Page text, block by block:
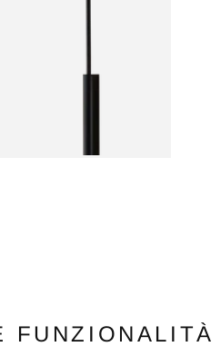
FUNZIONALITÀ